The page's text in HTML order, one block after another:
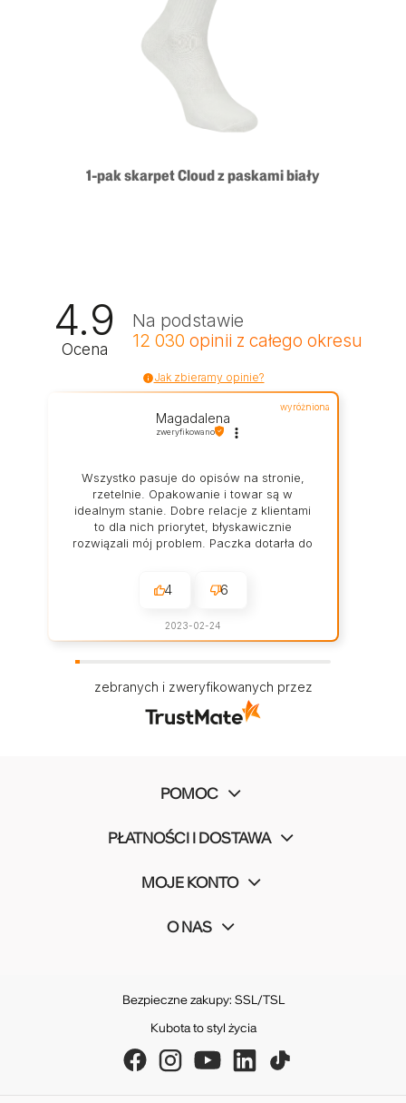
1-pak skarpet Cloud z paskami biały
4.9
Ocena
Na podstawie
12 030 opinii z całego okresu
Jak zbieramy opinie?
wyróżniona
Magadalena
zweryfikowano
Wszystko pasuje do opisów na stronie,
rzetelnie. Opakowanie i towar są w
idealnym stanie. Dobre relacje z klientami
to dla nich priorytet, błyskawicznie
rozwiązali mój problem. Paczka dotarła do
4 6
2023-02-24
zebranych i zweryfikowanych przez
POMOC
PŁATNOŚCI I DOSTAWA
MOJE KONTO
O NAS
Bezpieczne zakupy: SSL/TSL
Kubota to styl życia